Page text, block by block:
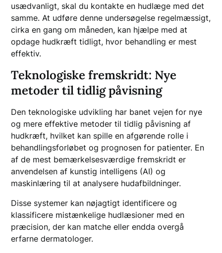
usædvanligt, skal du kontakte en hudlæge med det
samme. At udføre denne undersøgelse regelmæssigt,
cirka en gang om måneden, kan hjælpe med at
opdage hudkræft tidligt, hvor behandling er mest
effektiv.
Teknologiske fremskridt: Nye
metoder til tidlig påvisning
Den teknologiske udvikling har banet vejen for nye
og mere effektive metoder til tidlig påvisning af
hudkræft, hvilket kan spille en afgørende rolle i
behandlingsforløbet og prognosen for patienter. En
af de mest bemærkelsesværdige fremskridt er
anvendelsen af kunstig intelligens (AI) og
maskinlæring til at analysere hudafbildninger.
Disse systemer kan nøjagtigt identificere og
klassificere mistænkelige hudlæsioner med en
præcision, der kan matche eller endda overgå
erfarne dermatologer.